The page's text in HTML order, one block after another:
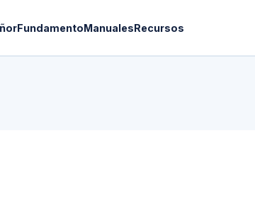
FundamentoManualesRecursos